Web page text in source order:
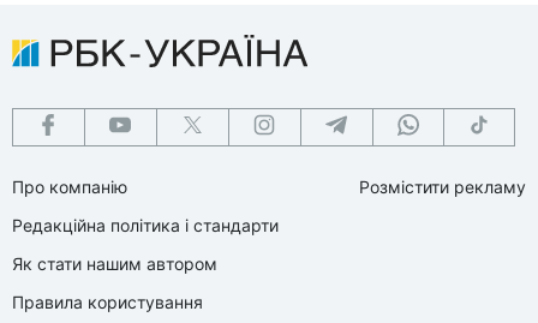
Про компанію
Редакційна політика і стандарти
Як стати нашим автором
Правила користування
Розмістити рекламу